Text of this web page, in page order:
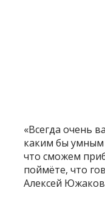
«Всегда очень
каким бы умным
что сможем
поймёте, что
Алексей